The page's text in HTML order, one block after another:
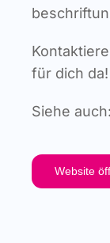
für dich da!
Sie­he auch:
Web­site